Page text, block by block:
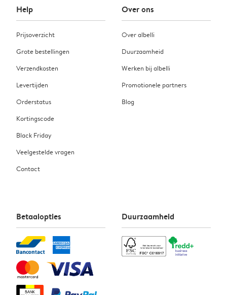
Help
Prijsoverzicht
Grote bestellingen
Verzendkosten
Levertijden
Orderstatus
Kortingscode
Black Friday
Veelgestelde vragen
Contact
Over ons
Over albelli
Duurzaamheid
Werken bij albelli
Promotionele partners
Blog
Betaalopties Duurzaamheid